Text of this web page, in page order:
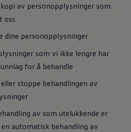
kopi av personopplysninger som
oss
dine personopplysninger
som vi ikke lengre har
for å behandle
eller stoppe behandlingen av
av som utelukkende er
automatisk behandling av